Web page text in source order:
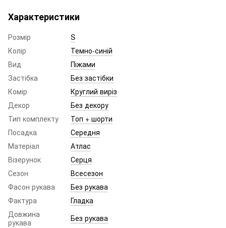
Характеристики
Розмір
S
Колір
Темно-синій
Вид
Піжами
Застібка
Без застібки
Комір
Круглий виріз
Декор
Без декору
Тип комплекту
Топ + шорти
Посадка
Середня
Матеріал
Атлас
Візерунок
Серця
Сезон
Всесезон
Фасон рукава
Без рукава
Фактура
Гладка
Довжина
рукава
Без рукава